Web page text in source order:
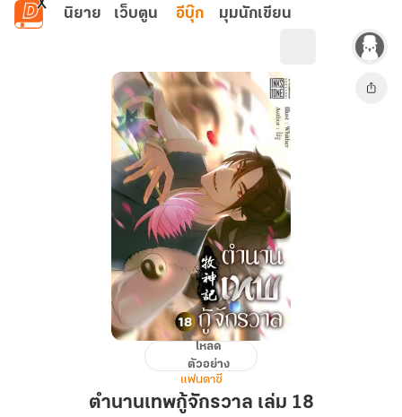
ข้ามไปยังเนื้อหาหลัก
นิยาย เว็บตูน อีบุ๊ก มุมนักเขียน
ตำนาน
กู้
โหลด
ตัวอย่าง
แฟนตาซี
ตำนานเทพกู้จักรวาล เล่ม 18